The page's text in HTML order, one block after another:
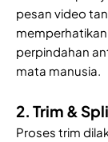
pesan video
perpindahan
mata manusia.
2. Trim &
Proses trim